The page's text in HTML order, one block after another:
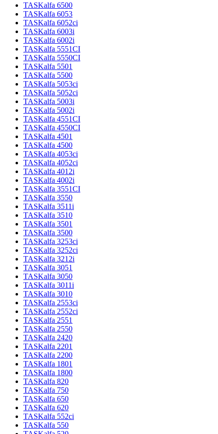
TASKalfa 6500
TASKalfa 6053
TASKalfa 6052ci
TASKalfa 6003i
TASKalfa 6002i
TASKalfa 5551CI
TASKalfa 5550CI
TASKalfa 5501
TASKalfa 5500
TASKalfa 5053ci
TASKalfa 5052ci
TASKalfa 5003i
TASKalfa 5002i
TASKalfa 4551CI
TASKalfa 4550CI
TASKalfa 4501
TASKalfa 4500
TASKalfa 4053ci
TASKalfa 4052ci
TASKalfa 4012i
TASKalfa 4002i
TASKalfa 3551CI
TASKalfa 3550
TASKalfa 3511i
TASKalfa 3510
TASKalfa 3501
TASKalfa 3500
TASKalfa 3253ci
TASKalfa 3252ci
TASKalfa 3212i
TASKalfa 3051
TASKalfa 3050
TASKalfa 3011i
TASKalfa 3010
TASKalfa 2553ci
TASKalfa 2552ci
TASKalfa 2551
TASKalfa 2550
TASKalfa 2420
TASKalfa 2201
TASKalfa 2200
TASKalfa 1801
TASKalfa 1800
TASKalfa 820
TASKalfa 750
TASKalfa 650
TASKalfa 620
TASKalfa 552ci
TASKalfa 550